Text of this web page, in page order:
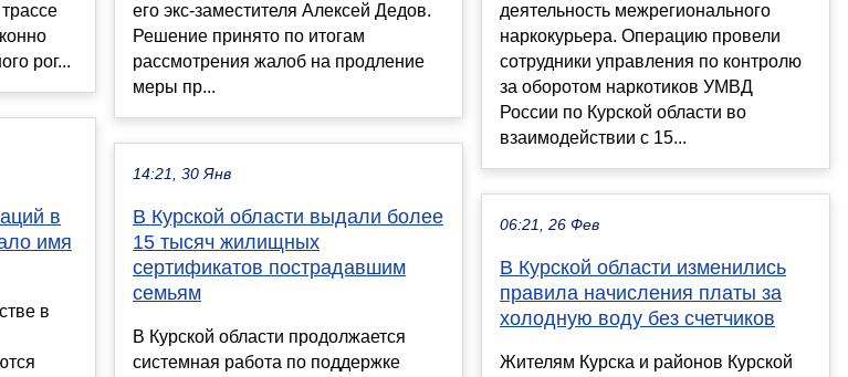
рог...
в
имя
в
его экс-заместителя Алексей Дедов.
Решение принято по итогам
рассмотрения жалоб на продление
меры пр...
14:21, 30 Янв
В Курской области выдали более
15 тысяч жилищных
сертификатов пострадавшим
семьям
В Курской области продолжается
системная работа по поддержке
деятельность межрегионального
наркокурьера. Операцию провели
сотрудники управления по контролю
за оборотом наркотиков УМВД
России по Курской области во
взаимодействии с 15...
06:21, 26 Фев
В Курской области изменились
правила начисления платы за
холодную воду без счетчиков
Жителям Курска и районов Курской